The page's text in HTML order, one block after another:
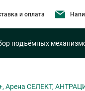
и оплата
подъёмных
Арена СЕЛЕКТ,